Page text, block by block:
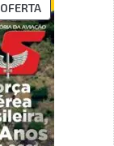
OFERTA